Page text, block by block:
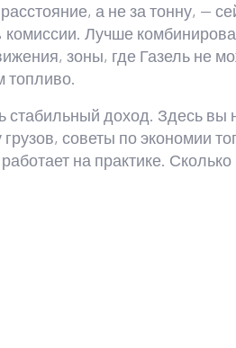
а не за тонну, —
Лучше
, зоны, где Газель не
стабильный доход. Здесь
советы по экономии
на практике.